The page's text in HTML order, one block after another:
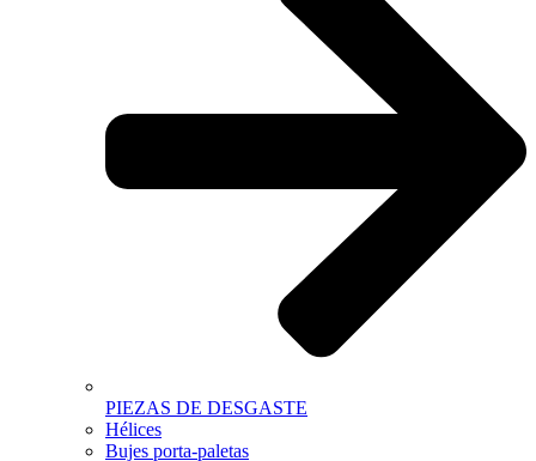
PIEZAS DE DESGASTE
Hélices
Bujes porta-paletas